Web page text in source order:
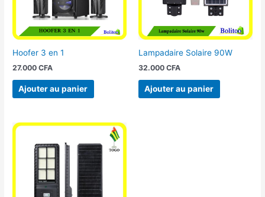
Hoofer 3 en 1
27.000CFA
Ajouter au panier
Lampadaire Solaire 90W
32.000 CFA
Ajouter au panier